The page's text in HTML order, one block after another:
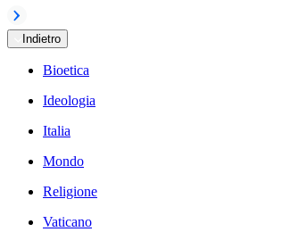
Indietro
Bioetica
Ideologia
Italia
Mondo
Religione
Vaticano